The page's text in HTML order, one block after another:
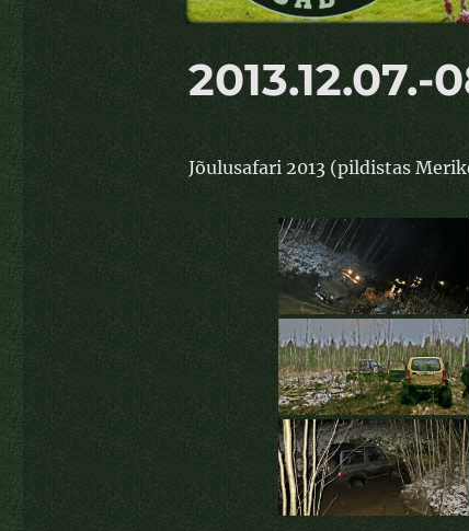
2013.12.07.-
Jõulusafari 2013 (pildistas